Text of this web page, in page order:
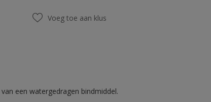
Voeg toe aan klus
een watergedragen bindmiddel.